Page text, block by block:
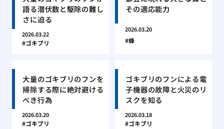
語る潜伏数と駆除の難し
さに迫る
2026.03.22
ゴキブリ
その適応能力
2026.03.20
蜂
大量のゴキブリのフンを
掃除する際に絶対避ける
べき行為
2026.03.20
ゴキブリ
ゴキブリのフンによる電
子機器の故障と火災のリ
スクを知る
2026.03.18
ゴキブリ